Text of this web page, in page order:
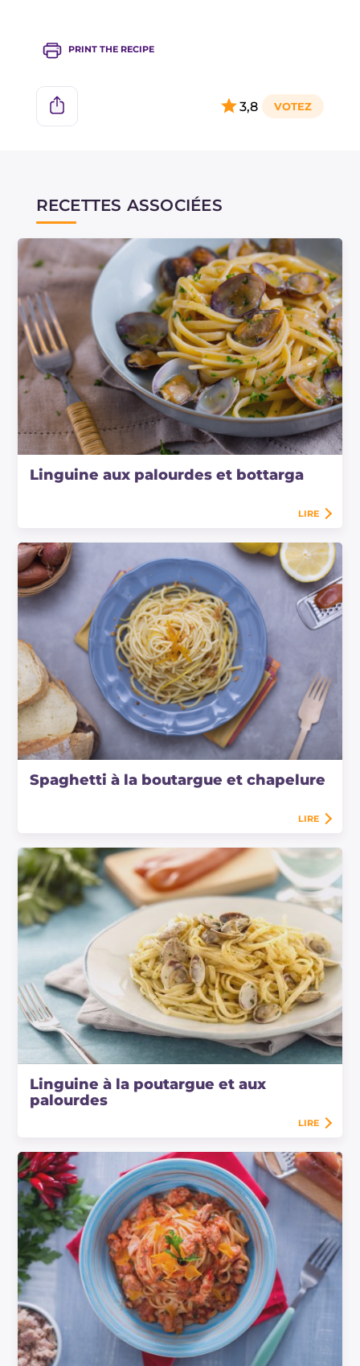
PRINT THE RECIPE
3,8
RECETTES ASSOCIÉES
Linguine aux palourdes et bottarga
LIRE
Spaghetti à la boutargue et chapelure
LIRE
Linguine à la poutargue et aux
palourdes
LIRE